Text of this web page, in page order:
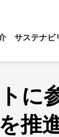
サステナビ
に
推